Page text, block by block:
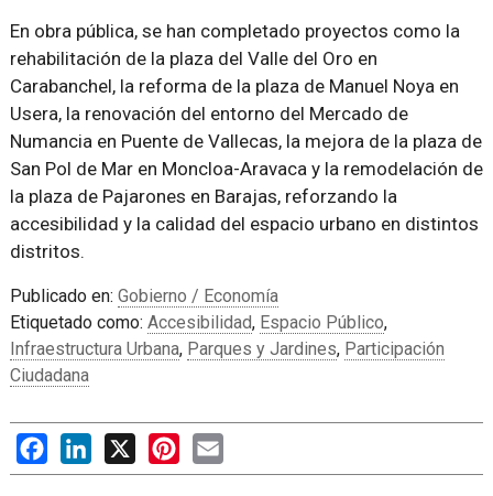
En obra pública, se han completado proyectos como la
rehabilitación de la plaza del Valle del Oro en
Carabanchel, la reforma de la plaza de Manuel Noya en
Usera, la renovación del entorno del Mercado de
Numancia en Puente de Vallecas, la mejora de la plaza de
San Pol de Mar en Moncloa-Aravaca y la remodelación de
la plaza de Pajarones en Barajas, reforzando la
accesibilidad y la calidad del espacio urbano en distintos
distritos.
Publicado en: Gobierno / Economía
Etiquetado como: Accesibilidad, Espacio Público,
Infraestructura Urbana, Parques y Jardines, Participación
Ciudadana
FacebookLinkedIn
X PinterestEmail